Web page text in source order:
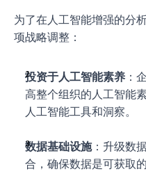
为了在人工智能增强的分
项战略调整：
投资于人工智能素养 ：
高整个组织的人工智能
人工智能工具和洞察。
数据基础设施：升级数
合，确保数据是可获取